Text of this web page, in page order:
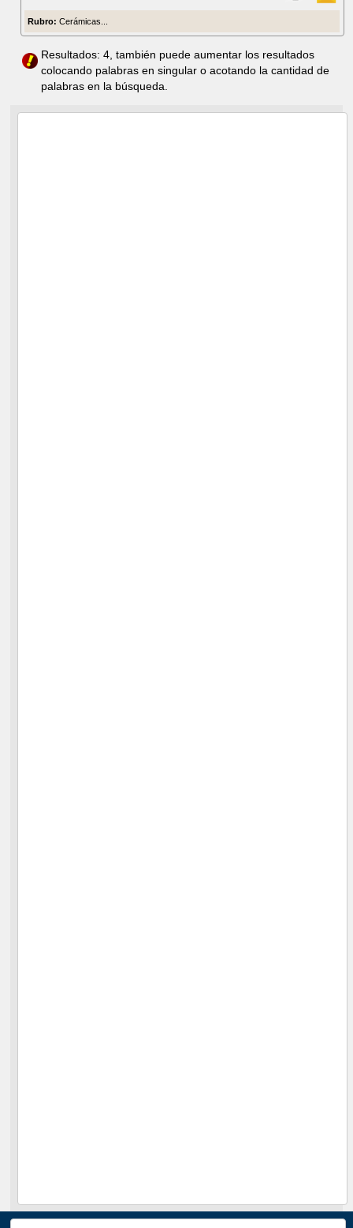
Rubro: Cerámicas...
Resultados: 4, también puede aumentar los resultados
colocando palabras en singular o acotando la cantidad de
palabras en la búsqueda.